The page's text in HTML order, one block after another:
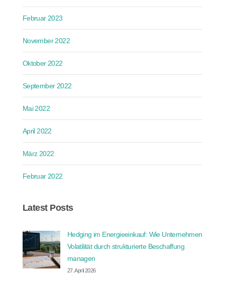
Februar 2023
November 2022
Oktober 2022
September 2022
Mai 2022
April 2022
März 2022
Februar 2022
Latest Posts
Hedging im Energieeinkauf: Wie Unternehmen
Volatilität durch strukturierte Beschaffung
managen
27. April 2026